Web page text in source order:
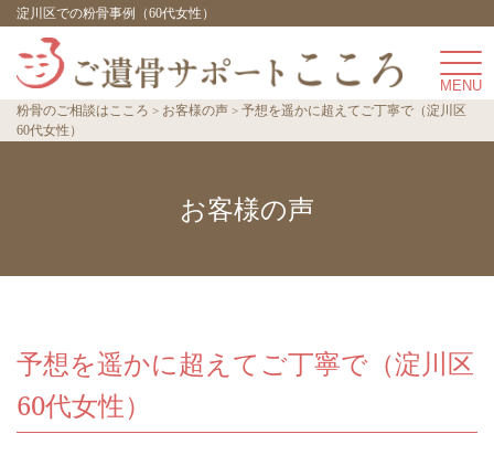
淀川区での粉骨事例（60代女性）
粉骨のご相談はこころ お客様の声
予想を遥かに超えてご丁寧で（淀川区
60代女性）
お客様の声
予想を遥かに超えてご丁寧で（淀川区
60代女性）